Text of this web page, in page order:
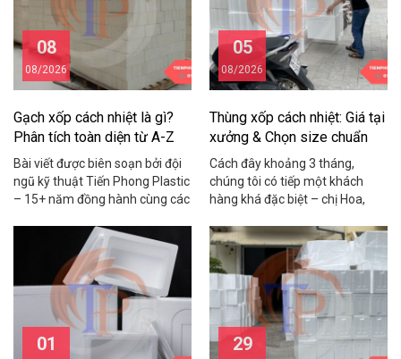
08
08/2026
Gạch xốp cách nhiệt là gì?
Phân tích toàn diện từ A-Z
Bài viết được biên soạn bởi đội
ngũ kỹ thuật Tiến Phong Plastic
– 15+ năm đồng hành cùng các
trong lĩnh vực vật liệu cách
nhiệt, cách âm, chống nóng.
Cách đây khoảng hai năm,
chúng tôi nhận được cuộc gọi
từ anh Hùng – chủ một […]
05
08/2026
Thùng xốp cách nhiệt: Giá tại
xưởng & Chọn size chuẩn
2026
Cách đây khoảng 3 tháng,
chúng tôi có tiếp một khách
hàng khá đặc biệt – chị Hoa,
Cầu Giấy. Chị chia sẻ rằng mỗi
tháng shop mất gần 15 triệu
đồng vì tôm cua bị hỏng trong
quá trình vận chuyển do dùng
thùng xốp kém chất […]
01 29